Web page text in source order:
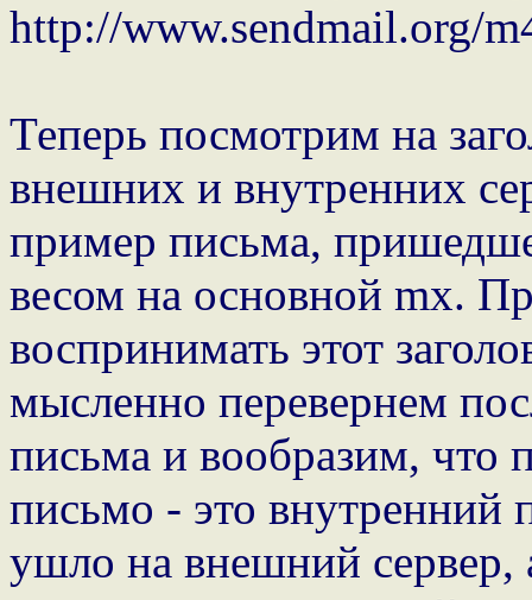
http://www.sendmail.org/
Теперь посмотрим на
внешних и внутренних
пример письма,
весом на основной mx.
воспринимать этот
мысленно перевернем
письма и вообразим,
письмо - это внутренний
ушло на внешний